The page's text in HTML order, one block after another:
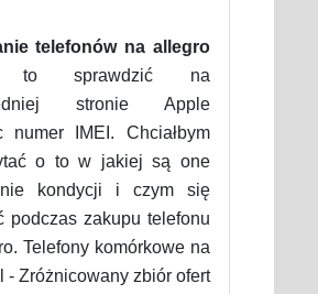
telefonów na allegro
to sprawdzić na
stronie Apple
numer IMEI. Chciałbym
o to w jakiej są one
kondycji i czym się
podczas zakupu telefonu
Telefony komórkowe na
- Zróżnicowany zbiór ofert